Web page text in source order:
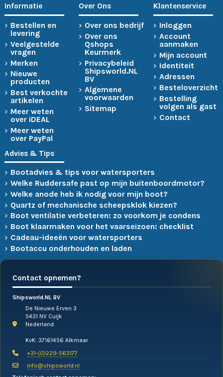
Informatie
Bestellen en
levering
Veelgestelde
vragen
Merken
Nieuwe
producten
Best verkochte
artikelen
Meer weten
over iDEAL
Meer weten
over PayPal
Over Ons
Over ons bedrijf
Over ons
Qshops
Keurmerk
Privacybeleid
Shipsworld.NL
BV
Algemene
voorwaarden
Sitemap
Klantenservice
Inloggen
Account
aanmaken
Mijn account
Identiteit
Adressen
Besteloverzicht
Bestelling
volgen als gast
Contact
Advies & Tips
Bootadvies & tips voor watersporters
Welke Ruddersafe past op mijn buitenboordmotor?
Welke anode heb ik nodig voor mijn boot?
Quartz of mechanische scheepsklok kiezen?
Boot ventilatie verbeteren: zo voorkom je condens
Boot klaarmaken voor het vaarseizoen: checklist
Cadeau-ideeën voor watersporters
Bootaccu onderhouden en laden
Contact opnemen?
Shipsworld.NL BV
De Nieuwe Erven 3
5431 NV Cuijk
Nederland
KvK: 37161456 Alkmaar
+31-(0)229-563177
info@shipsworld.nl